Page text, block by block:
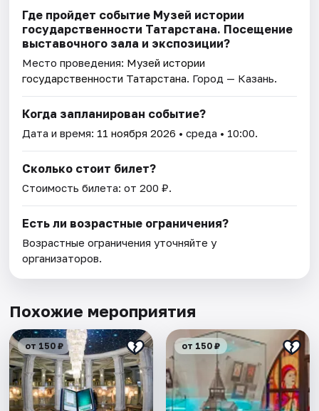
Где пройдет событие Музей истории
государственности Татарстана. Посещение
выставочного зала и экспозиции?
Место проведения: Музей истории
государственности Татарстана. Город — Казань.
Когда запланирован событие?
Дата и время: 11 ноября 2026 • среда • 10:00.
Сколько стоит билет?
Стоимость билета: от 200 ₽.
Есть ли возрастные ограничения?
Возрастные ограничения уточняйте у
организаторов.
Похожие мероприятия
от 150 ₽ от 150 ₽